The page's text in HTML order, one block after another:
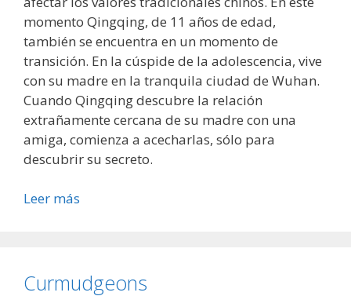
momento Qingqing, de 11 años de edad,
también se encuentra en un momento de
transición. En la cúspide de la adolescencia, vive
con su madre en la tranquila ciudad de Wuhan.
Cuando Qingqing descubre la relación
extrañamente cercana de su madre con una
amiga, comienza a acecharlas, sólo para
descubrir su secreto.
Leer más
Curmudgeons